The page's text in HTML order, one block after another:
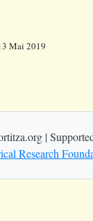
Mai 2019
|
Research